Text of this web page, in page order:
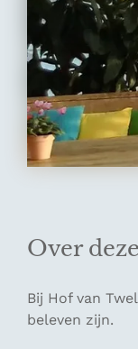
Over
Bij Hof van
beleven zijn.